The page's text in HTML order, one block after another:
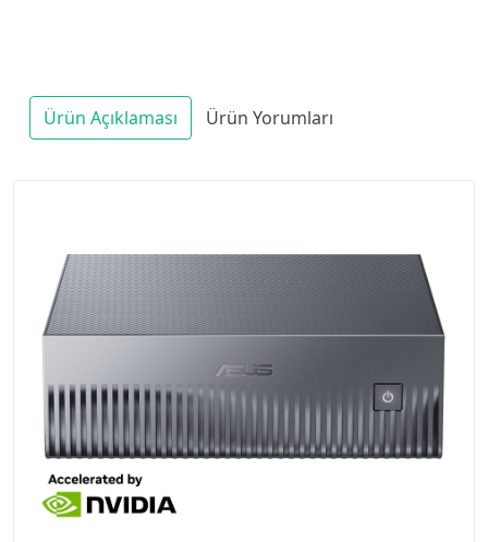
Ürün Açıklaması Ürün Yorumları